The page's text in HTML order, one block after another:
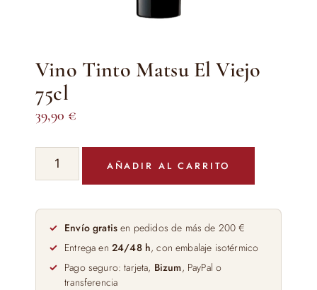
Vino Tinto Matsu El Viejo
75cl
39,90 €
Vino
Tinto
El
Viejo
75cl
cantidad
AÑADIR AL CARRITO
Envío gratis en pedidos de más de 200 €
Entrega en 24/48 h, con embalaje isotérmico
Pago seguro: tarjeta, Bizum, PayPal o
transferencia